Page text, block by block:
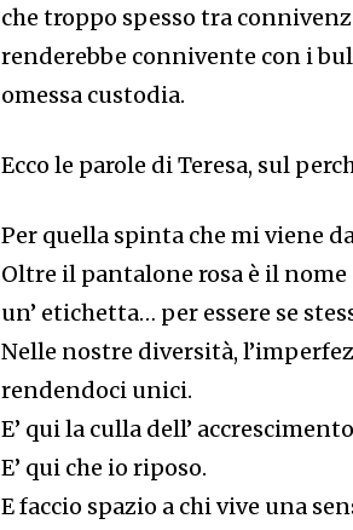
che troppo spesso tra
renderebbe connivente con i
omessa custodia.
Ecco le parole di Teresa, sul
Per quella spinta che mi viene
Oltre il pantalone rosa è il
un’ etichetta… per essere se
Nelle nostre diversità,
rendendoci unici.
E’ qui la culla dell’
E’ qui che io riposo.
E faccio spazio a chi vive una